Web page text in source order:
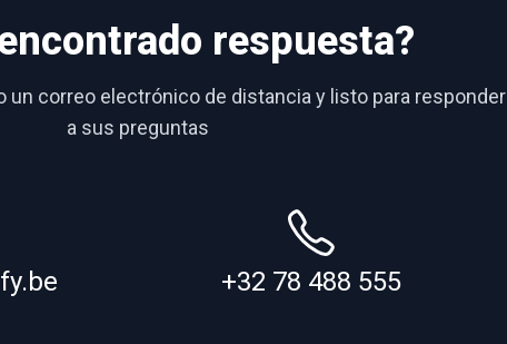
respuesta?
un correo electrónico de distancia y listo para responder
a sus preguntas
+32 78 488 555